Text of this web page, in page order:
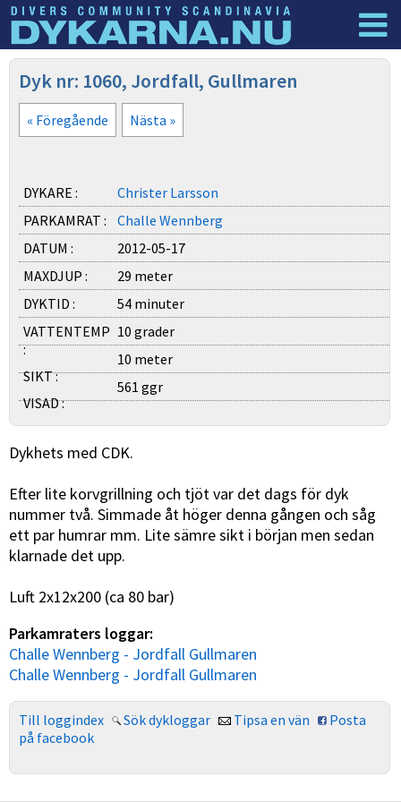
Dyknyheter
Dyk nr: 1060, Jordfall, Gullmaren
« Föregående Nästa »
DYKARE :
Christer Larsson
PARKAMRAT :
Challe Wennberg
DATUM :
2012-05-17
MAXDJUP :
29 meter
DYKTID :
54 minuter
VATTENTEMP
:
10 grader
SIKT :
10 meter
VISAD :
561 ggr
Dykhets med CDK.
Efter lite korvgrillning och tjöt var det dags för dyk
nummer två. Simmade åt höger denna gången och såg
ett par humrar mm. Lite sämre sikt i början men sedan
klarnade det upp.
Luft 2x12x200 (ca 80 bar)
Parkamraters loggar:
Challe Wennberg - Jordfall Gullmaren
Challe Wennberg - Jordfall Gullmaren
Till loggindex Sök dykloggar Tipsa en vän
Posta
på facebook